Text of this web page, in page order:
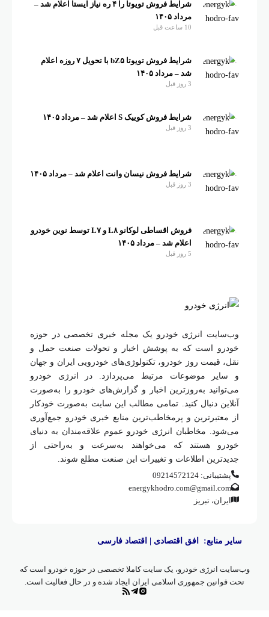
وب‌سایت انرژی خودرو یک مجله خبری تخصصی در حوزه
خودرو است که به پوشش اخبار و تحولات صنعت حمل و
نقل، قیمت روز خودرو، تکنولوژی‌های خودرویی ایران و جهان
و سایر موضوعات مرتبط می‌پردازد. در انرژی خودرو
می‌توانید به‌روزترین اخبار و گزارش‌های خودرو را به‌صورت
آنلاین دنبال کنید. تمامی مطالب این سایت به‌صورت خودکار
از معتبرترین و پرمخاطب‌ترین منابع خبری خودرو جمع‌آوری
می‌شود. مخاطبان انرژی خودرو عموم علاقه‌مندان به دنیای
خودرو هستند که می‌خواهند به‌سرعت و به‌راحتی از
جدیدترین اطلاعات و تغییرات این صنعت مطلع شوند.
پشتیبانی: 09214572124
energykhodro.com@gmail.com
ایران، تبریز
شرایط فروش تویوتا را ۴ ره نیاز ایستا اعلام شد –
مرداد ۱۴۰۵
شرایط فروش تویوتا bZ۵ با تحویل ۷ روزه اعلام
شد – مرداد ۱۴۰۵
شرایط فروش کوییک S اعلام شد – مرداد ۱۴۰۵
شرایط فروش نیسان وانت اعلام شد – مرداد ۱۴۰۵
فروش اقساطی لوکانو L۸ و L۷ توسط نوین خودرو
اعلام شد – مرداد ۱۴۰۵
سایر منابع:افق اقتصادی|اقتصاد فارسی
وب‌سایت انرژی خودرو، یک سایت کاملا تخصصی در حوزه خودرو است که
تحت قوانین جمهوری اسلامی ایران ایجاد شده و در حال فعالیت است.